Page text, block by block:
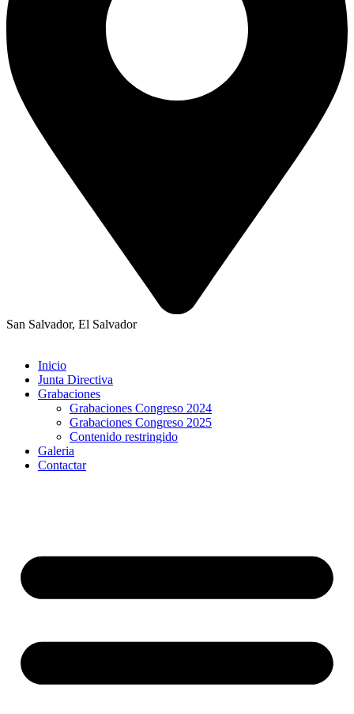
San Salvador, El Salvador
Inicio
Junta Directiva
Grabaciones
Grabaciones Congreso 2024
Grabaciones Congreso 2025
Contenido restringido
Galeria
Contactar